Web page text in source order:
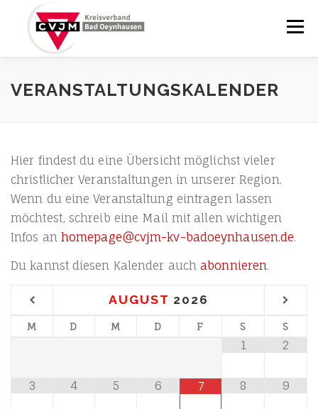
springen
Menü
STARTSEITE BRUNNENABENDE
VERANSTALTUNGSKALENDER
Hier fin­dest du eine Über­sicht mög­lichst vie­ler
christ­li­cher Ver­an­stal­tun­gen in unse­rer Regi­on.
Wenn du eine Ver­an­stal­tung ein­tra­gen las­sen
möch­test, schreib eine Mail mit allen wich­ti­gen
Infos an homepage@cvjm-kv-badoeynhausen.de.
Du kannst die­sen Kalen­der auchabon­nie­ren.
AUGUST 2026
M D M D F S S
1 2
3 4 5 6 7 8 9